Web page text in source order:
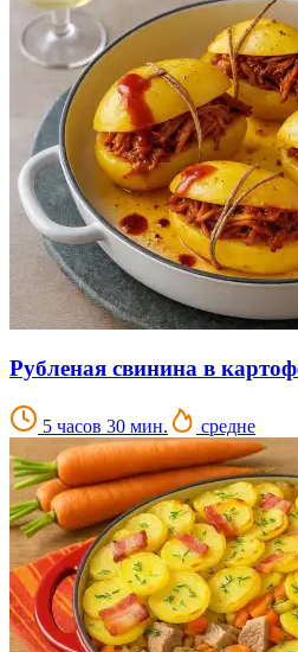
Рубленая свинина в
5 часов 30 мин. средне